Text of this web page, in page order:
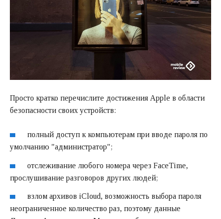
Просто кратко перечислите достижения Apple в области
безопасности своих устройств:
полный доступ к компьютерам при вводе пароля по
умолчанию "администратор";
отслеживание любого номера через FaceTime,
прослушивание разговоров других людей;
взлом архивов iCloud, возможность выбора пароля
неограниченное количество раз, поэтому данные